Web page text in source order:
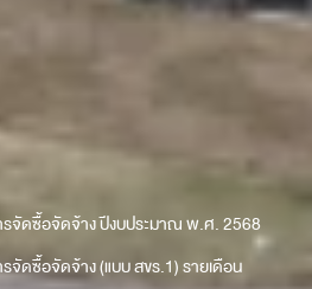
รจัดซื้อจัดจ้าง ปีงบประมาณ พ.ศ. 2568
จัดซื้อจัดจ้าง (แบบ สขร.1) รายเดือน